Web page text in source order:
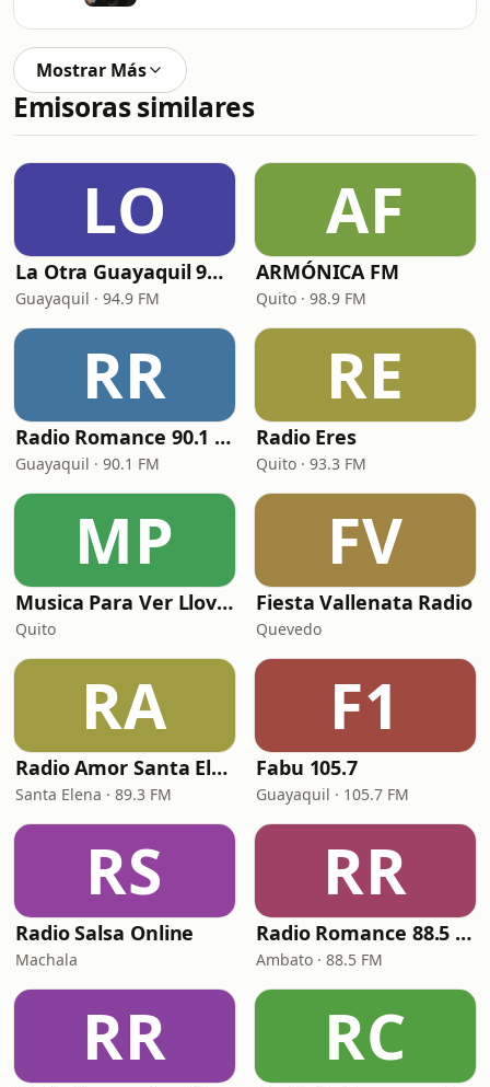
Mostrar Más
Emisoras similares
LO
La Otra Guayaquil 94.9 FM
Guayaquil · 94.9 FM
AF
ARMÓNICA FM
Quito · 98.9 FM
RR
Radio Romance 90.1 FM
Guayaquil · 90.1 FM
RE
Radio Eres
Quito · 93.3 FM
MP
Musica Para Ver Llover
Quito
FV
Fiesta Vallenata Radio
Quevedo
RA
Radio Amor Santa Elena
Santa Elena · 89.3 FM
F1
Fabu 105.7
Guayaquil · 105.7 FM
RS
Radio Salsa Online
Machala
RR
Radio Romance 88.5 FM
Ambato · 88.5 FM
RR RC